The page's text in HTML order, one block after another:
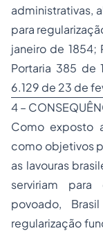
administrativas,
para
janeiro de
Portaria 385 de
6.129 de 23 de
4 –
Como exposto
como objetivos
as lavouras
serviriam
povoado,
regularização